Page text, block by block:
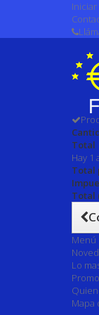
Total
Hay 1
Total
Total
Menú
Lo
Mapa